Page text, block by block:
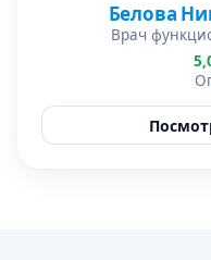
Белова
Врач